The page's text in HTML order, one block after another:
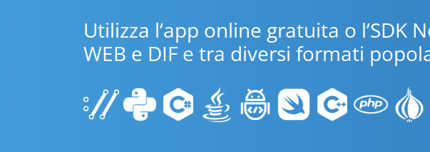
Utilizza l’app online gratuita o l’SDK
WEB e DIF e tra diversi formati